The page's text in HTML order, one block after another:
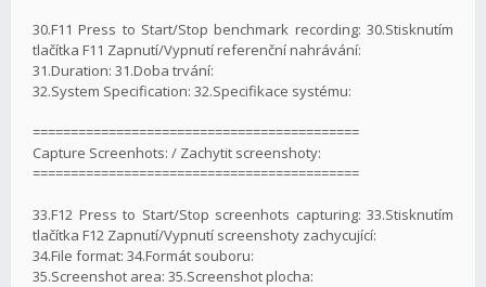
30.F11 Press to Start/Stop benchmark recording: 30.Stisknutím
tlačítka F11 Zapnutí/Vypnutí referenční nahrávání:
31.Duration: 31.Doba trvání:
32.System Specification: 32.Specifikace systému:
===========================================
Capture Screenhots: / Zachytit screenshoty:
===========================================
33.F12 Press to Start/Stop screenhots capturing: 33.Stisknutím
tlačítka F12 Zapnutí/Vypnutí screenshoty zachycující:
34.File format: 34.Formát souboru:
35.Screenshot area: 35.Screenshot plocha: